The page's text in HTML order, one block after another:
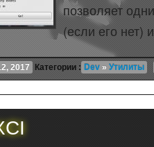
позволяет
(если его нет)
2017 Категории : Dev » Утилиты